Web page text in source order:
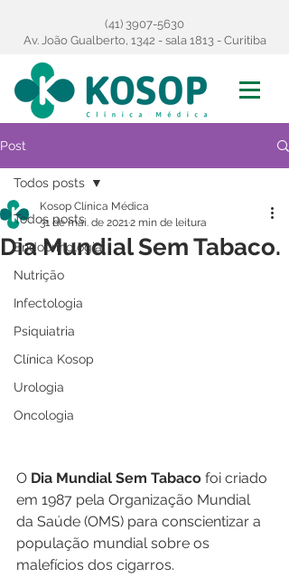
(41) 3907-5630
Av. João Gualberto, 1342 - sala 1813 - Curitiba
Post
Todos posts
Endocrinologia
Nutrição
Infectologia
Psiquiatria
Clínica Kosop
Urologia
Oncologia
Todos posts
Dia Mundial Sem Tabaco.
Kosop Clínica Médica
31 de mai. de 20212 min de leitura
O Dia Mundial Sem Tabaco foi criado
em 1987 pela Organização Mundial
da Saúde (OMS) para conscientizar a
população mundial sobre os
malefícios dos cigarros.